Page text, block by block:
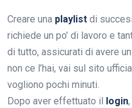
Creare una playlist di
richiede un po’ di lavoro e
di tutto, assicurati di avere un
non ce l’hai, vai sul sito
vogliono pochi minuti.
Dopo aver effettuato il
login